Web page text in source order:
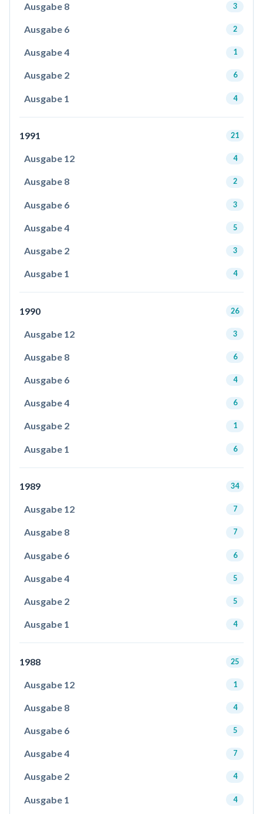
Ausgabe 8 3
Ausgabe 6 2
Ausgabe 4 1
Ausgabe 2 6
Ausgabe 1 4
1991 21
Ausgabe 12 4
Ausgabe 8 2
Ausgabe 6 3
Ausgabe 4 5
Ausgabe 2 3
Ausgabe 1 4
1990 26
Ausgabe 12 3
Ausgabe 8 6
Ausgabe 6 4
Ausgabe 4 6
Ausgabe 2 1
Ausgabe 1 6
1989 34
Ausgabe 12 7
Ausgabe 8 7
Ausgabe 6 6
Ausgabe 4 5
Ausgabe 2 5
Ausgabe 1 4
1988 25
Ausgabe 12 1
Ausgabe 8 4
Ausgabe 6 5
Ausgabe 4 7
Ausgabe 2 4
Ausgabe 1 4